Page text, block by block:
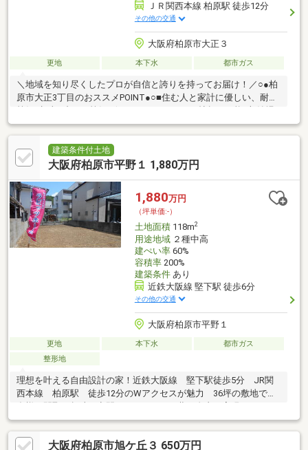
ＪＲ関西本線 柏原駅 徒歩12分
その他の交通
大阪府柏原市大正３
更地 本下水 都市ガス
＼地域を知り尽くしたプロが自信と誇りを持ってお届け！／○●柏
原市大正3丁目のおススメPOINT●○■住む人と家計に優しい、耐震
所も充実！■朝陽こぼれる東道路に面した、明るく風通しの良い
立地♪■駐車場はセミビルトインタイプで1台分を確保できます。■
お買物施設が徒歩圏に点在♪毎日のお買物に便利な立地！ ・スー
パーヤオヒコ柏原本郷店：徒歩9分 ・ファミリーマート柏原本郷
取り変更の対応も可能です！まずはお気軽にお問い合わせくださ
いませ。
建築条件付土地
大阪府柏原市平野１ 1,880万円
1,880万円
（坪単価:-）
土地面積118m2
用途地域２種中高
建ぺい率60%
容積率200%
建築条件あり
近鉄大阪線 堅下駅 徒歩6分
その他の交通
大阪府柏原市平野１
更地 本下水
都市ガス
整形地
理想を叶える自由設計の家！近鉄大阪線 堅下駅徒歩5分 JR関
西本線 柏原駅 徒歩12分のWアクセスが魅力 36坪の敷地で、
多様な間取や趣味の空間など、あなたの夢を自由に実現できま
す。リクシル タカラ TOTO パナソニック より設備標準採
用しセレクト可能さらに耐震等級３や高断熱等級（省エネ性能）
で安心快適な高性能住宅も選べます。長期優良住宅やZEH水準省
大阪府柏原市旭ケ丘３ 650万円